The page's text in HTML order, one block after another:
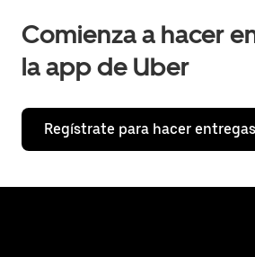
Comienza a hacer
la app de Uber
Regístrate para hacer entregas